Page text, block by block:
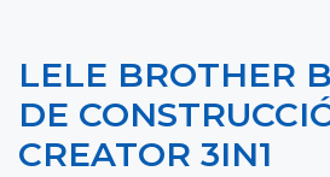
LELE BROTHER
DE
CREATOR 3IN1